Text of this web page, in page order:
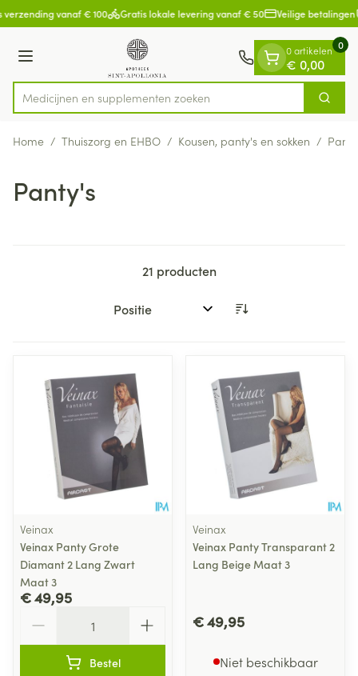
Ga naar de inhoud
1 van 1 vanaf € 100 Gratis lokale levering vanaf € 50 Veilige betalingen
Menu
Product, merk, categorie...
Medicijnen en s Zoek
0 artikelen
€ 0,00
0
Home / Thuiszorg en EHBO / Kousen, panty's en sokken /
Panty's
21 producten
Sorteer op:
Veinax
Veinax Panty Grote
Diamant 2 Lang Zwart
Maat 3
€ 49,95
Bestel
Veinax
Veinax Panty Transparant 2
Lang Beige Maat 3
€ 49,95
Niet beschikbaar